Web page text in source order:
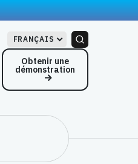
FRANÇAIS
Obtenir une
démonstration